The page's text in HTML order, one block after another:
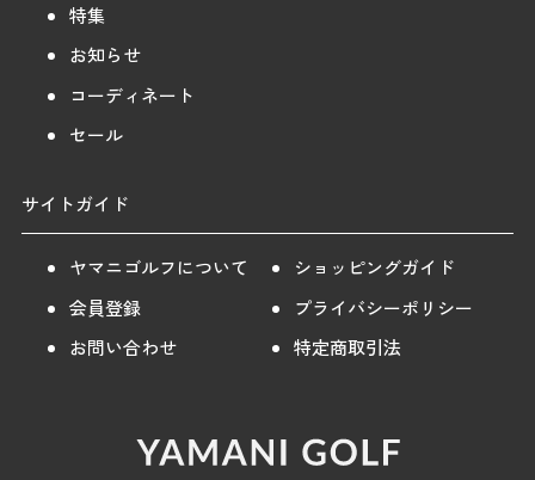
特集
お知らせ
コーディネート
セール
サイトガイド
ヤマニゴルフについて
ショッピングガイド
会員登録
プライバシーポリシー
お問い合わせ
特定商取引法